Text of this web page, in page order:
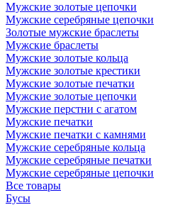
Мужские золотые цепочки
Мужские серебряные цепочки
Золотые мужские браслеты
Мужские браслеты
Мужские золотые кольца
Мужские золотые крестики
Мужские золотые печатки
Мужские золотые цепочки
Мужские перстни с агатом
Мужские печатки
Мужские печатки с камнями
Мужские серебряные кольца
Мужские серебряные печатки
Мужские серебряные цепочки
Все товары
Бусы